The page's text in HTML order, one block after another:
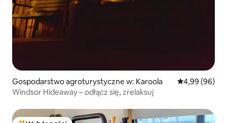
Gospodarstwo agroturystyczne w: Karoola Średnia
4,99 (96)
Windsor Hideaway – odłącz się, zrelaksuj